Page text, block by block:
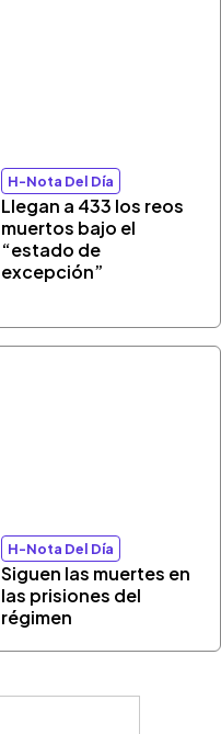
H-Nota Del Día
Llegan a 433 los reos
muertos bajo el
“estado de
excepción”
H-Nota Del Día
Siguen las muertes en
las prisiones del
régimen